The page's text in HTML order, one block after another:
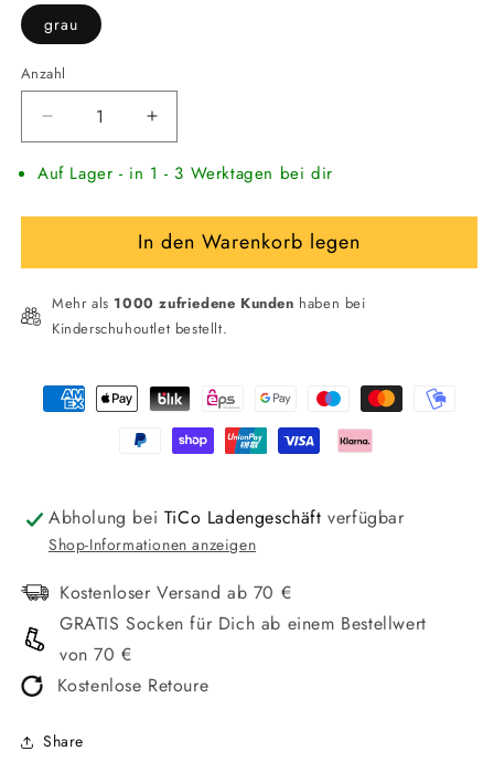
grau
Anzahl
Verringere
die
Menge
KAMIK
Winterschuh
Erhöhe
die
Menge
KAMIK
Kinder
Winterschuh
Auf Lager - in 1 - 3 Werktagen bei dir
In den Warenkorb legen
Mehr als 1000 zufriedene Kunden haben bei
Kinderschuhoutlet bestellt.
Zahlungsmethoden
Abholung bei TiCo Ladengeschäft verfügbar
Shop-Informationen anzeigen
Kostenloser Versand ab 70 €
GRATIS Socken für Dich ab einem Bestellwert
von 70 €
Kostenlose Retoure
Share